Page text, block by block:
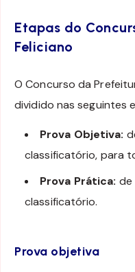
Etapas do
Feliciano
O Concurso da
dividido nas seguintes
Prova Objetiva:
classificatório, para
Prova Prática: de
classificatório.
Prova objetiva